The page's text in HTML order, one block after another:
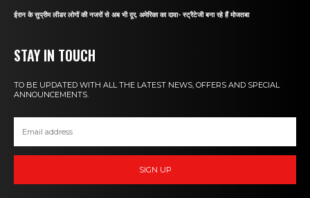
ईरान के सुप्रीम लीडर लोगों की नजरों से अब भी दूर, अमेरिका का दावा- स्ट्रैटेजी बना रहे हैं मोजतबा
STAY IN TOUCH
TO BE UPDATED WITH ALL THE LATEST NEWS, OFFERS AND SPECIAL
ANNOUNCEMENTS.
SIGN UP